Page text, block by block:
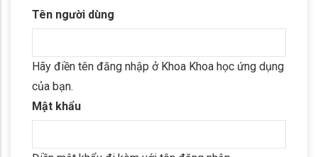
Tên người dùng
Hãy điền tên đăng nhập ở Khoa Khoa học ứng dụng
của bạn.
Mật khẩu